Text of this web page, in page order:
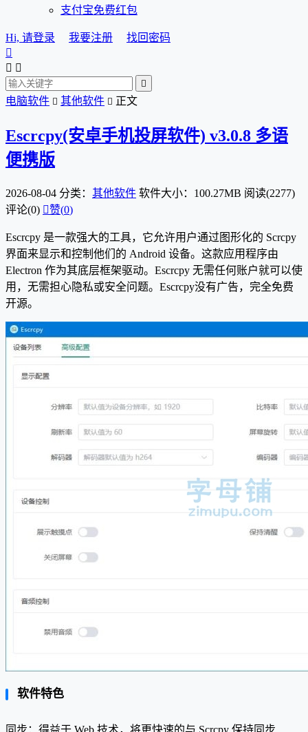
支付宝免费红包
Hi, 请登录 我要注册
找回密码

 

电脑软件  其他软件  正文
Escrcpy(安卓手机投屏软件) v3.0.8 多语
便携版
2026-08-04 分类： 其他软件 软件大小：100.27MB 阅读(2277)
评论(0) 赞(0)
Escrcpy 是一款强大的工具，它允许用户通过图形化的 Scrcpy
界面来显示和控制他们的 Android 设备。这款应用程序由
Electron 作为其底层框架驱动。Escrcpy 无需任何账户就可以使
用，无需担心隐私或安全问题。Escrcpy没有广告，完全免费
开源。
软件特色
同步：得益于 Web 技术，将更快速的与 Scrcpy 保持同步